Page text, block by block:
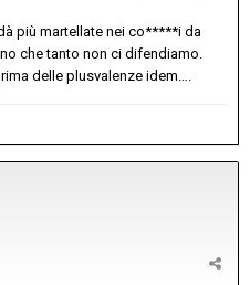
più martellate nei co*****i da
che tanto non ci difendiamo.
delle plusvalenze idem….